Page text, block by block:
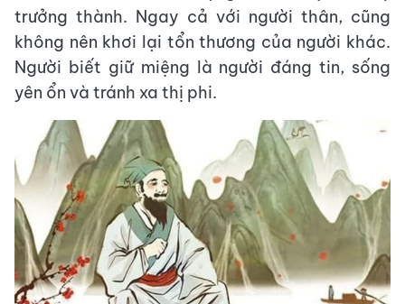
trưởng thành. Ngay cả với người thân, cũng
không nên khơi lại tổn thương của người khác.
Người biết giữ miệng là người đáng tin, sống
yên ổn và tránh xa thị phi.